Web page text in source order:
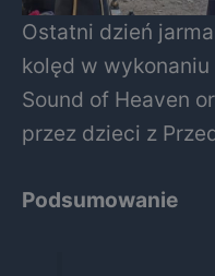
Ostatni dzień
kolęd w
Sound of Heaven
przez dzieci z
Podsumowanie